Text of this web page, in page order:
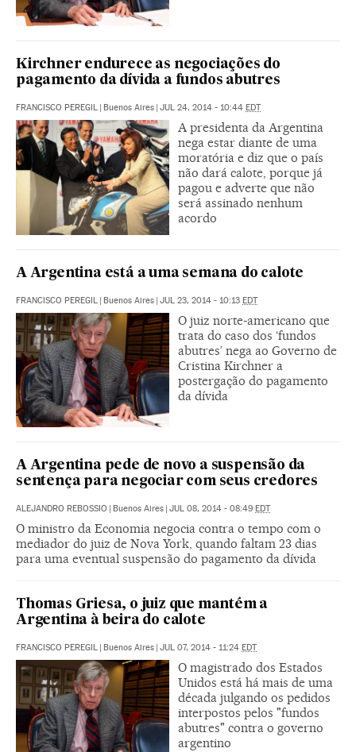
Kirchner endurece as negociações do
pagamento da dívida a fundos abutres
FRANCISCO PEREGIL | Buenos Aires | JUL 24, 2014 - 10:44 EDT
A presidenta da Argentina
nega estar diante de uma
moratória e diz que o país
não dará calote, porque já
pagou e adverte que não
será assinado nenhum
acordo
A Argentina está a uma semana do calote
FRANCISCO PEREGIL | Buenos Aires | JUL 23, 2014 - 10:13 EDT
O juiz norte-americano que
trata do caso dos ‘fundos
abutres’ nega ao Governo de
Cristina Kirchner a
postergação do pagamento
da dívida
A Argentina pede de novo a suspensão da
sentença para negociar com seus credores
ALEJANDRO REBOSSIO Buenos Aires JUL 08, 2014 - 08:49 EDT
O ministro da Economia negocia contra o tempo com o
mediador do juiz de Nova York, quando faltam 23 dias
para uma eventual suspensão do pagamento da dívida
Thomas Griesa, o juiz que mantém a
Argentina à beira do calote
FRANCISCO PEREGIL Buenos Aires JUL 07, 2014 - 11:24 EDT
O magistrado dos Estados
Unidos está há mais de uma
década julgando os pedidos
interpostos pelos "fundos
abutres" contra o governo
argentino